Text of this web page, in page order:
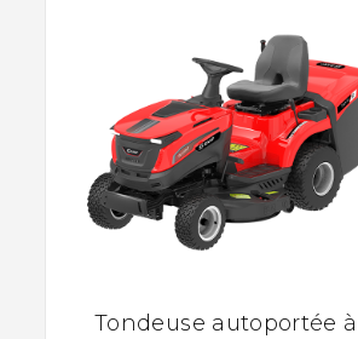
Tondeuse autoportée à